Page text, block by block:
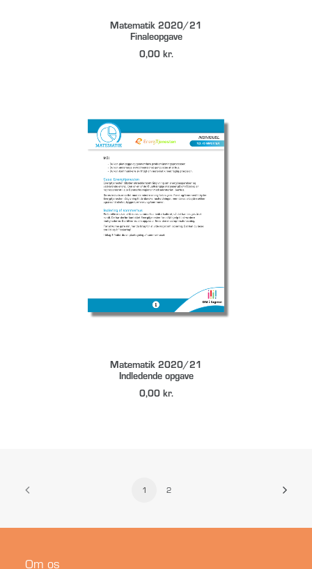
DOWNLOAD
Matematik 2020/21
Finaleopgave
0,00 kr.
DOWNLOAD
Matematik 2020/21
Indledende opgave
0,00 kr.
1 2
Om os